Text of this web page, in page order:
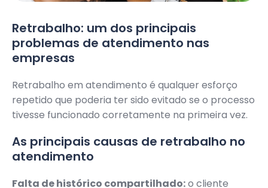
Retrabalho: um dos principais
problemas de atendimento nas
empresas
Retrabalho em atendimento é qualquer esforço
repetido que poderia ter sido evitado se o processo
tivesse funcionado corretamente na primeira vez.
As principais causas de retrabalho no
atendimento
Falta de histórico compartilhado:o cliente